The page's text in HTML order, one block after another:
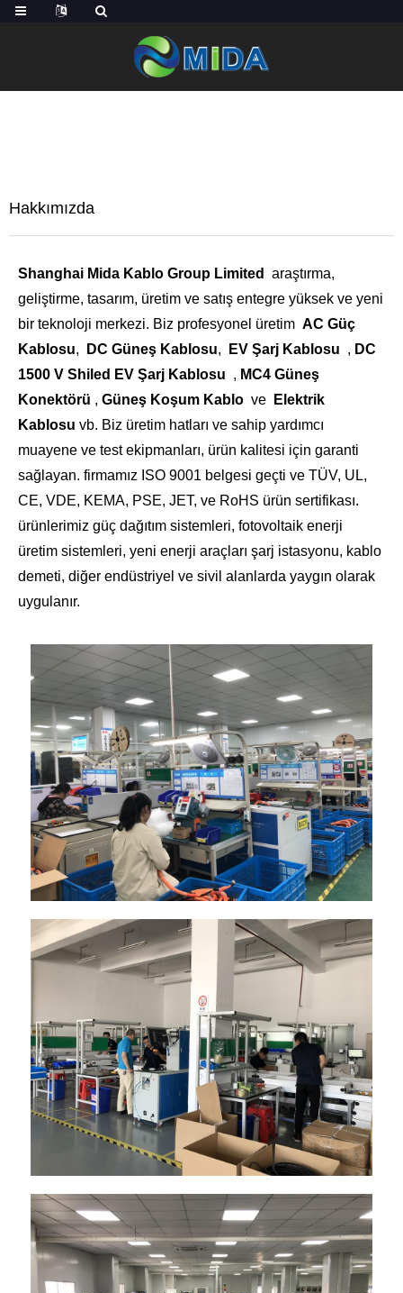
Hakkımızda
Shanghai Mida Kablo Group Limited
araştırma,
geliştirme, tasarım, üretim ve satış entegre yüksek ve yeni
bir teknoloji merkezi. Biz profesyonel üretim AC Güç
Kablosu, DC Güneş Kablosu, EV Şarj Kablosu , DC
1500 V Shiled EV Şarj Kablosu , MC4 Güneş
Konektörü , Güneş Koşum Kablo ve
Elektrik
Kablosu vb. Biz üretim hatları ve sahip yardımcı
muayene ve test ekipmanları, ürün kalitesi için garanti
sağlayan. firmamız ISO 9001 belgesi geçti ve TÜV, UL,
CE, VDE, KEMA, PSE, JET, ve RoHS ürün sertifikası.
ürünlerimiz güç dağıtım sistemleri, fotovoltaik enerji
üretim sistemleri, yeni enerji araçları şarj istasyonu, kablo
demeti, diğer endüstriyel ve sivil alanlarda yaygın olarak
uygulanır.